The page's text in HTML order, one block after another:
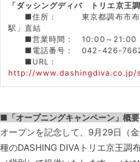
「ダッシングディバ トリエ京王
■住所： 東京都調布市布
駅」直結
■営業時間： 10:00～21:00
■電話番号： 042-426-
■URL：
http://
■「オープニングキャンペーン」概要
オープンを記念して、9月29日（
種のDASHING DIVAトリエ京王調